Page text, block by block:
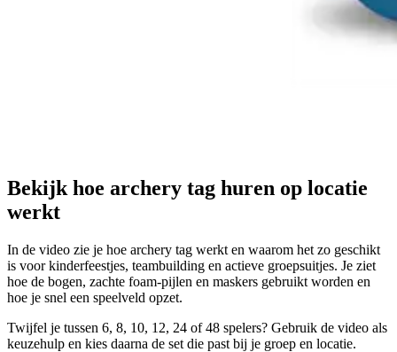
Bekijk hoe archery tag huren op locatie
werkt
In de video zie je hoe archery tag werkt en waarom het zo geschikt
is voor kinderfeestjes, teambuilding en actieve groepsuitjes. Je ziet
hoe de bogen, zachte foam-pijlen en maskers gebruikt worden en
hoe je snel een speelveld opzet.
Twijfel je tussen 6, 8, 10, 12, 24 of 48 spelers? Gebruik de video als
keuzehulp en kies daarna de set die past bij je groep en locatie.